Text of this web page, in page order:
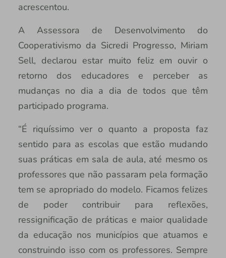
acrescentou.
A Assessora de Desenvolvimento do
Cooperativismo da Sicredi Progresso, Miriam
Sell, declarou estar muito feliz em ouvir o
retorno dos educadores e perceber as
mudanças no dia a dia de todos que têm
participado programa.
“É riquíssimo ver o quanto a proposta faz
sentido para as escolas que estão mudando
suas práticas em sala de aula, até mesmo os
professores que não passaram pela formação
tem se apropriado do modelo. Ficamos felizes
de poder contribuir para reflexões,
ressignificação de práticas e maior qualidade
da educação nos municípios que atuamos e
construindo isso com os professores. Sempre